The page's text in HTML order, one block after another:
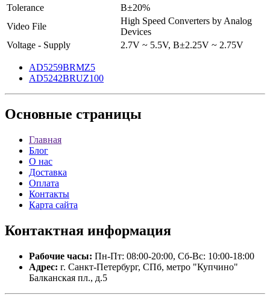
Tolerance
В±20%
Video File
High Speed Converters by Analog
Devices
Voltage - Supply
2.7V ~ 5.5V, В±2.25V ~ 2.75V
AD5259BRMZ5
AD5242BRUZ100
Основные страницы
Главная
Блог
О нас
Доставка
Оплата
Контакты
Карта сайта
Контактная информация
Рабочие часы: Пн-Пт: 08:00-20:00, Сб-Вс: 10:00-18:00
Адрес: г. Санкт-Петербург, СПб, метро "Купчино"
Балканская пл., д.5